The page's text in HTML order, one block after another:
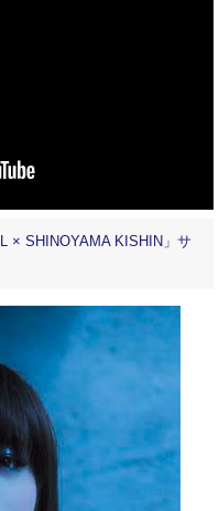
× SHINOYAMA KISHIN」サ